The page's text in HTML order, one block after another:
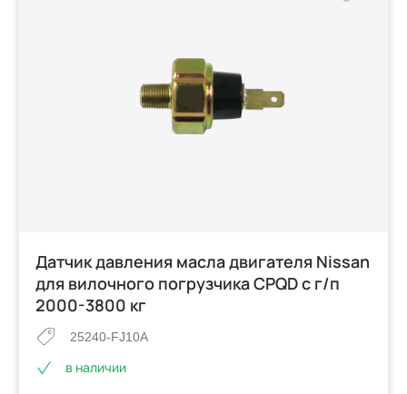
Датчик давления масла двигателя Nissan
для вилочного погрузчика CPQD с г/п
2000-3800 кг
25240-FJ10A
в наличии